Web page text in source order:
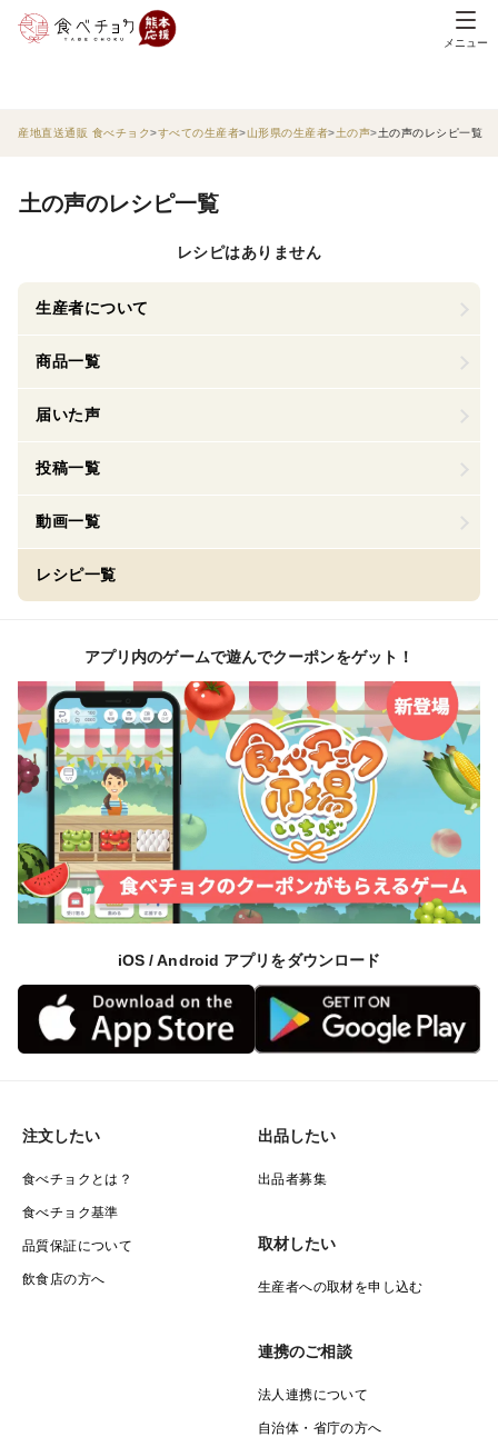
メニュー
産地直送通販 食べチョク すべての生産者 山形県の生産者 土の声 土の声のレシピ一覧
土の声のレシピ一覧
レシピはありません
生産者について
商品一覧
届いた声
投稿一覧
動画一覧
レシピ一覧
アプリ内のゲームで遊んでクーポンをゲット！
iOS / Android アプリをダウンロード
注文したい
食べチョクとは？
食べチョク基準
品質保証について
飲食店の方へ
出品したい
出品者募集
取材したい
生産者への取材を申し込む
連携のご相談
法人連携について
自治体・省庁の方へ